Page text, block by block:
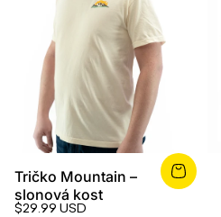
Tričko Mountain –
slonová kost
$29.99 USD